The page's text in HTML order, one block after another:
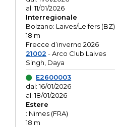
al: 11/01/2026
Interregionale
Bolzano: Laives/Leifers (BZ)
18 m
Frecce d’inverno 2026
21002 - Arco Club Laives
Singh, Daya
E2600003
dal: 16/01/2026
al: 18/01/2026
Estere
: Nimes (FRA)
18 m